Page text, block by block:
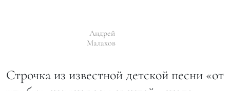
Андрей
Малахов
Строчка из известной детской песни «от